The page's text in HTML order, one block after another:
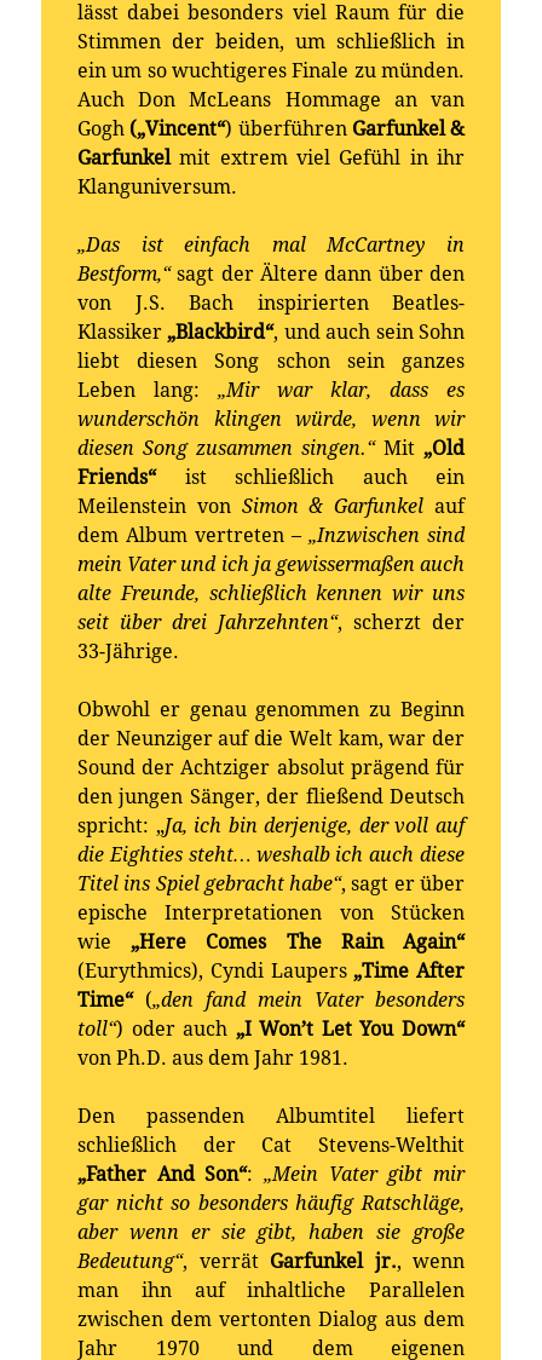
lässt dabei besonders viel Raum für die
Stimmen der beiden, um schließlich in
ein um so wuchtigeres Finale zu münden.
Auch Don McLeans Hommage an van
Gogh („Vincent“) überführen Garfunkel &
Garfunkelmit extrem viel Gefühl in ihr
Klanguniversum.
„Das ist einfach mal McCartney in
Bestform,“sagt der Ältere dann über den
von J.S. Bach inspirierten Beatles-
Klassiker„Blackbird“, und auch sein Sohn
liebt diesen Song schon sein ganzes
Leben lang: „Mir war klar, dass es
wunderschön klingen würde, wenn wir
diesen Song zusammen singen.“Mit „Old
Friends“ist schließlich auch ein
Meilenstein von Simon & Garfunkel auf
dem Album vertreten – „Inzwischen sind
mein Vater und ich ja gewissermaßen auch
alte Freunde, schließlich kennen wir uns
seit über drei Jahrzehnten“, scherzt der
33-Jährige.
Obwohl er genau genommen zu Beginn
der Neunziger auf die Welt kam, war der
Sound der Achtziger absolut prägend für
den jungen Sänger, der fließend Deutsch
spricht: „Ja, ich bin derjenige, der voll auf
die Eighties steht… weshalb ich auch diese
Titel ins Spiel gebracht habe“, sagt er über
epische Interpretationen von Stücken
wie„Here Comes The Rain Again“
(Eurythmics), Cyndi Laupers„Time After
Time“(„den fand mein Vater besonders
toll“) oder auch „I Won’t Let You Down“
von Ph.D. aus dem Jahr 1981.
Den passenden Albumtitel liefert
schließlich der Cat Stevens-Welthit
„Father And Son“:„Mein Vater gibt mir
gar nicht so besonders häufig Ratschläge,
aber wenn er sie gibt, haben sie große
Bedeutung“, verrät Garfunkel jr., wenn
man ihn auf inhaltliche Parallelen
zwischen dem vertonten Dialog aus dem
Jahr 1970 und dem eigenen